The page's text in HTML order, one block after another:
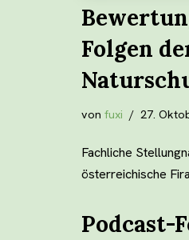
Folgen
von fuxi 27.
Fachliche
österreichische
Podcast-